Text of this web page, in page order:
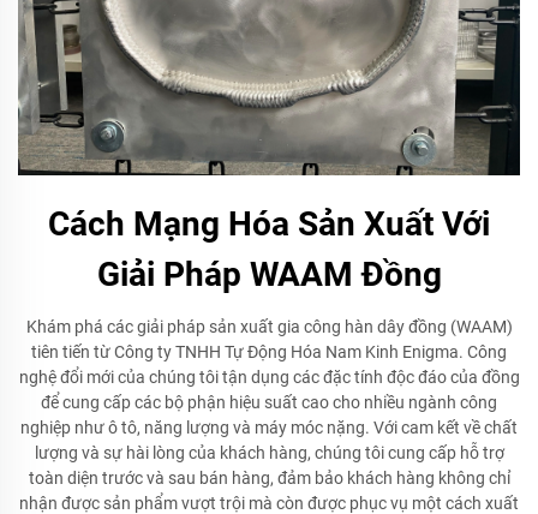
Cách Mạng Hóa Sản Xuất Với
Giải Pháp WAAM Đồng
Khám phá các giải pháp sản xuất gia công hàn dây đồng (WAAM)
tiên tiến từ Công ty TNHH Tự Động Hóa Nam Kinh Enigma. Công
nghệ đổi mới của chúng tôi tận dụng các đặc tính độc đáo của đồng
để cung cấp các bộ phận hiệu suất cao cho nhiều ngành công
nghiệp như ô tô, năng lượng và máy móc nặng. Với cam kết về chất
lượng và sự hài lòng của khách hàng, chúng tôi cung cấp hỗ trợ
toàn diện trước và sau bán hàng, đảm bảo khách hàng không chỉ
nhận được sản phẩm vượt trội mà còn được phục vụ một cách xuất